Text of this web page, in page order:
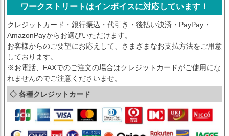
ワークストリートはインボイスに対応しています！
クレジットカード・銀行振込・代引き・後払い決済・PayPay・
AmazonPayからお選びいただけます。
お客様からのご要望にお応えして、さまざまなお支払方法をご用意
しております。
※お電話、FAXでのご注文の場合はクレジットカードがご使用にな
れませんのでご注意くださいませ。
◇ 各種クレジットカード